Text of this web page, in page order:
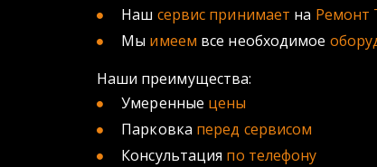
Наш сервис принимает на Ремонт
Мы имеем все необходимое
Наши преимущества:
Умеренные цены
Парковка перед сервисом
Консультация по телефону